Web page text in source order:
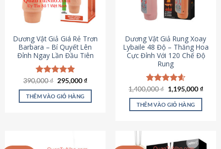
Dương Vật Giả Giá Rẻ Trơn
Barbara – Bí Quyết Lên
Đỉnh Ngay Lần Đầu Tiên
Được xếp
hạng4.90
5 sao
390,000₫ Giá
là:
390,000 ₫.
295,000₫Giá
tại
THÊM VÀO GIỎ HÀNG
Dương Vật Giả Rung Xoay
Lybaile 48 Độ – Thăng Hoa
Cực Đỉnh Với 120 Chế Độ
Rung
Được xếp
hạng4.62
5 sao
1,400,000₫ Giá
gốc
là:
1,400,000 ₫.
1,195,000₫Giá
THÊM VÀO GIỎ HÀNG